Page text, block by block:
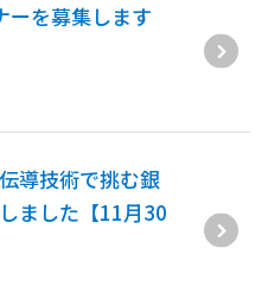
ーを募集します
導技術で挑む銀
ました【11月30